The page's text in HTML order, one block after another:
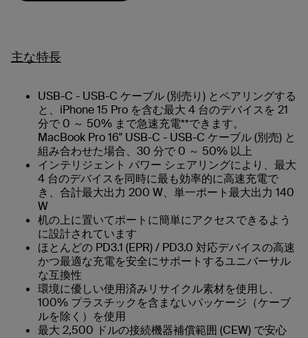
主な特長
USB-C - USB-C ケーブル (別売り) とペアリングする
と、iPhone 15 Pro を含む最大 4 台のデバイスを 21
分で 0 ～ 50% まで急速充電**できます。
MacBook Pro 16" USB-C - USB-C ケーブル (別売) と
組み合わせた場合、30 分で 0 ～ 50% 以上
インテリジェント パワー シェアリングにより、最大
4 台のデバイスを同時に最も効率的に高速充電で
き、合計最大出力 200 W、単一ポート最大出力 140
W
机の上に置いてポートに簡単にアクセスできるよう
に設計されています
ほとんどの PD3.1 (EPR) / PD3.0 対応デバイスの高速
かつ最適な充電を安全にサポートするユニバーサル
な互換性
環境に優しい使用済みリサイクル素材を使用し、
100% プラスチックを含まないパッケージ（ケーブ
ルを除く）を使用
最大 2,500 ドルの接続機器補償範囲 (CEW) で安心